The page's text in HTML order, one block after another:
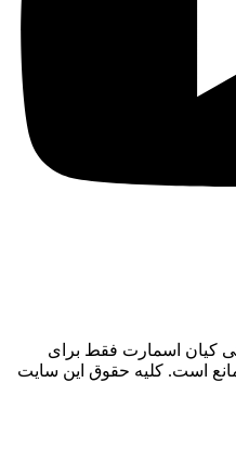
کیان اسمارت فقط برای
است. کليه حقوق اين سايت